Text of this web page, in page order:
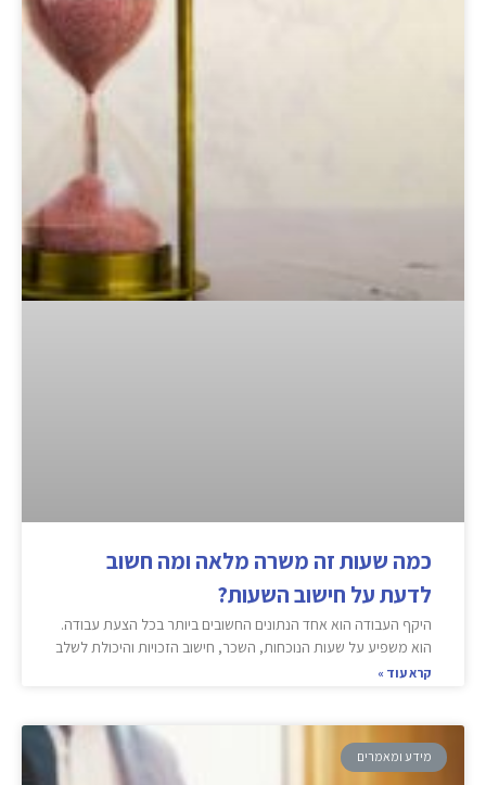
כמה שעות זה משרה מלאה ומה חשוב
לדעת על חישוב השעות?
היקף העבודה הוא אחד הנתונים החשובים ביותר בכל הצעת עבודה.
הוא משפיע על שעות הנוכחות, השכר, חישוב הזכויות והיכולת לשלב
קרא עוד »
מידע ומאמרים